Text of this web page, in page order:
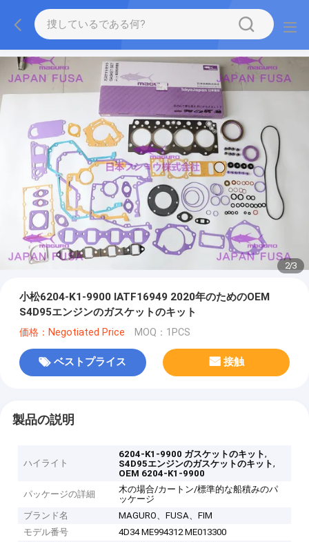
2/3
小松6204-K1-9900 IATF16949 2020年のためのOEM
S4D95エンジンのガスケットのキット
価格：Negotiated Price MOQ：1PCS
ベストプライス 接触
製品の説明
ハイライト
6204-K1-9900 ガスケットのキット,
S4D95エンジンのガスケットのキット,
OEM 6204-K1-9900
パッケージの詳細
木の場合/カートン/標準的な船積みのパ
ッケージ
ブランド名
MAGURO、FUSA、FIM
モデル番号
4D34 ME994312 ME013300